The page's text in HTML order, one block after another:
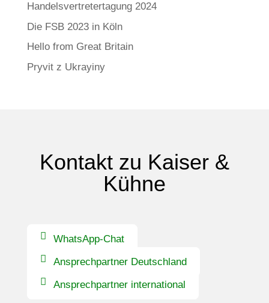
Handelsvertretertagung 2024
Die FSB 2023 in Köln
Hello from Great Britain
Pryvit z Ukrayiny
Kontakt zu Kaiser &
Kühne
WhatsApp-Chat
Ansprechpartner Deutschland
Ansprechpartner international